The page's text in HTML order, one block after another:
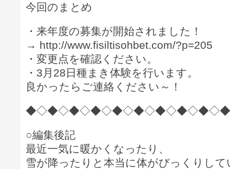
今回のまとめ
・来年度の募集が開始されました！
→ http://www.fisiltisohbet.com/?p=205
・変更点を確認ください。
・3月28日種まき体験を行います。
良かったらご連絡ください～！
○編集後記
最近一気に暖かくなったり、
雪が降ったりと本当に体がびっくりして